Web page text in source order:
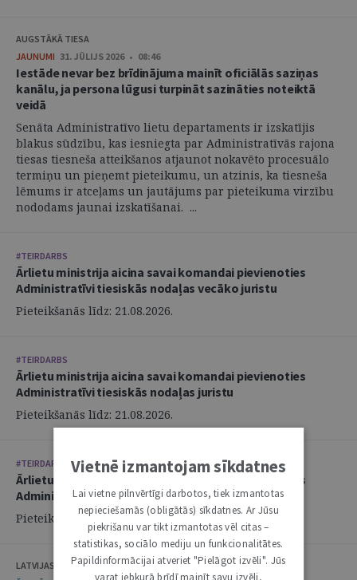
AUGSTĀKĀ TIESA
JAUNUMI 31. JŪLIJS 2026 • 08:46
Iestāde nevar bez brīdinājuma mainīt oficiālās saziņas
kanālu, ja persona lūgusi turpināt sazināties noteiktā
veidā
Senāta Administratīvo lietu departaments ir izskatījis
blakus sūdzību, kas iesniegta par Administratīvās rajona
tiesas tiesneša atteikšanos atjaunot nokavēto procesuālo
termiņu un pieņemt pieteikumu, un atzinis, ka tiesneša
lēmums ir atceļams un jautājums par pieteikuma virzību
nododams jaunai izskatīšanai. ...
#TEIRDARBS
Ārlietu ministrija aicina savai komandai pievienoties
Administratīvi tiesiskās nodaļas vecāko juristu
Pieteikšanās līdz: 21.08.2026.
#TEIRDARBS
Ārlietu ministrija aicina savai komandai pievienoties
Administratīvi tiesiskās nodaļas juristu
Pieteikšanās līdz: 21.08.2026.
#TEIRDARBS
Ārlietu ministrija aicina savai komandai pievienoties
Administratīvi tiesiskās nodaļas juristu
Pieteikšanās līdz: 21.08.2026.
LATVIJAS ZVĒRINĀTU ADVOKĀTU PADOME
Vietnē izmantojam sīkdatnes
Lai vietne pilnvērtīgi darbotos, tiek izmantotas
nepieciešamās (obligātās) sīkdatnes. Ar Jūsu
piekrišanu var tikt izmantotas vēl citas –
statistikas, sociālo mediju un funkcionalitātes.
Papildinformācijai atveriet "Pielāgot izvēli". Jūs
varat jebkurā brīdī mainīt savu izvēli,